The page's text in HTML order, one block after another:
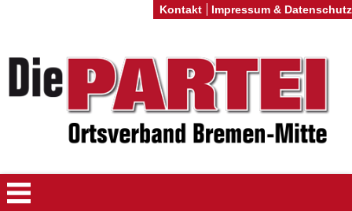
Kontakt Impressum & Datenschutz